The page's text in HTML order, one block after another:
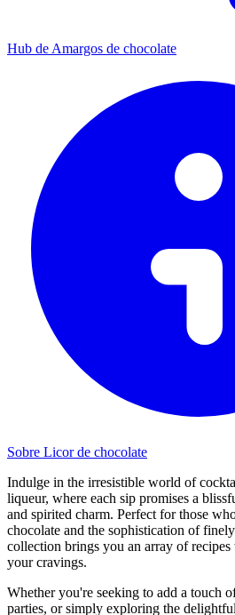
Hub de Amargos de chocolate
Sobre Licor de chocolate
Indulge in the irresistible world of
liqueur, where each sip promises a
and spirited charm. Perfect for those
chocolate and the sophistication of
collection brings you an array of recipes
your cravings.
Whether you're seeking to add a touch
parties, or simply exploring the